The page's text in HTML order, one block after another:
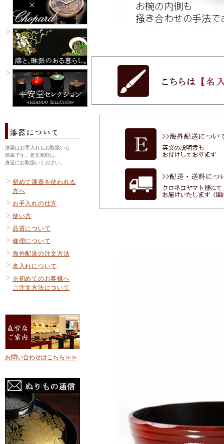
漆器はお手入れもお取扱いも
簡単です。是非気軽に、
身近にお取扱いください。
初めて漆器を使われる
方へ
お手入れの仕方
使い方
品質について
修理について
海外配送の注文方法
名入れについて
※初めてのお客様へ
ご注文方法について
お問い合わせはこちら≫≫